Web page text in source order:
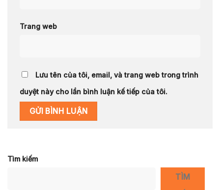
Trang web
Lưu tên của tôi, email, và trang web trong trình
duyệt này cho lần bình luận kế tiếp của tôi.
Tìm kiếm
TÌM